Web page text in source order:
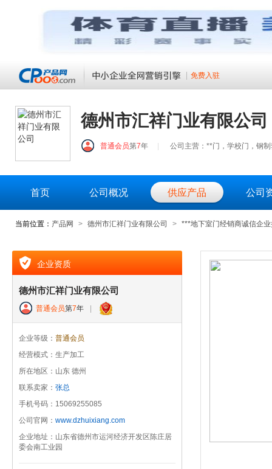
免费入驻
德州市汇祥门业有限公司
普通会员第7年 公司主营：**门，学校门，钢
首页 公司概况 供应产品 公司
当前位置： 产品网 > 德州市汇祥门业有限公司 > ***地下室门经销商诚信企
企业资质
德州市汇祥门业有限公司
普通会员第7年
企业等级： 普通会员
经营模式：生产加工
所在地区：山东 德州
联系卖家： 张总
手机号码：15069255085
公司官网： www.dzhuixiang.com
企业地址：山东省德州市运河经济开发区陈庄居
委会南工业园